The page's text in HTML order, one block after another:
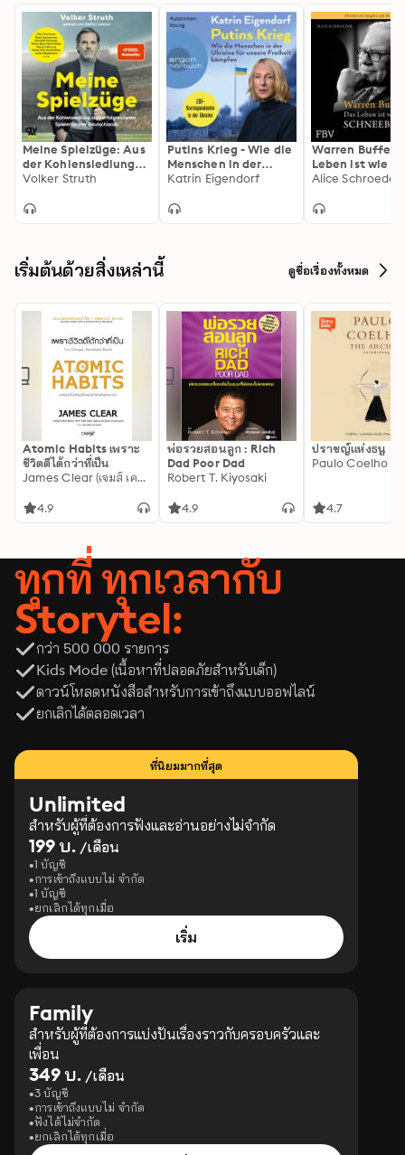
Meine Spielzüge: Aus
der Kohlensiedlung
zum erfolgreichsten
Deutschlands
Volker Struth
Putins Krieg - Wie die
Menschen in der
Ukraine für unsere
(Ungekürzte
Katrin Eigendorf
Warren Buffett
Leben ist wie
Schneeball
Alice Schroeder
เริ่มต้นด้วยสิ่งเหล่านี้ ดูชื่อเรื่องทั้งหมด
Atomic Habits เพราะ
ชีวิตดีได้กว่าที่เป็น
James Clear (เจมส์ เคลียร์)
4.9
พ่อรวยสอนลูก : Rich
Dad Poor Dad
Robert T. Kiyosaki
4.9
ปราชญ์แห่งธนู
Paulo Coelho
4.7
ทุกที่ ทุกเวลากับ
Storytel:
กว่า 500 000 รายการ
Kids Mode (เนื้อหาที่ปลอดภัยสำหรับเด็ก)
ดาวน์โหลดหนังสือสำหรับการเข้าถึงแบบออฟไลน์
ยกเลิกได้ตลอดเวลา
ที่นิยมมากที่สุด
Unlimited
สำหรับผู้ที่ต้องการฟังและอ่านอย่างไม่จำกัด
199 บ. /เดือน
1 บัญชี
การเข้าถึงแบบไม่ จำกัด
1 บัญชี
ยกเลิกได้ทุกเมื่อ
เริ่ม
Family
สำหรับผู้ที่ต้องการแบ่งปันเรื่องราวกับครอบครัวและ
เพื่อน
349 บ. /เดือน
3 บัญชี
การเข้าถึงแบบไม่ จำกัด
ฟังได้ไม่จำกัด
ยกเลิกได้ทุกเมื่อ